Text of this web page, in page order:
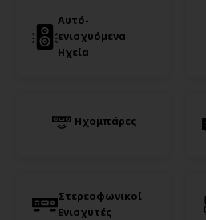
Αυτό-
ενισχυόμενα
Ηχεία
Ηχομπάρες
Στερεοφωνικοί
Ενισχυτές